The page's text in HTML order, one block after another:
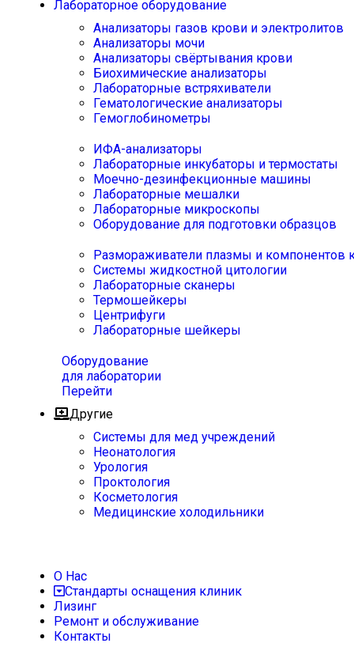
Лабораторное оборудование
Анализаторы газов крови и электролитов
Анализаторы мочи
Анализаторы свёртывания крови
Биохимические анализаторы
Лабораторные встряхиватели
Гематологические анализаторы
Гемоглобинометры
ИФА-анализаторы
Лабораторные инкубаторы и термостаты
Моечно-дезинфекционные машины
Лабораторные мешалки
Лабораторные микроскопы
Оборудование для подготовки образцов
Размораживатели плазмы и компонентов
Системы жидкостной цитологии
Лабораторные сканеры
Термошейкеры
Центрифуги
Лабораторные шейкеры
Оборудование
для лаборатории
Перейти
Другие
Системы для мед учреждений
Неонатология
Урология
Проктология
Косметология
Медицинские холодильники
О Нас
Стандарты оснащения клиник
Лизинг
Ремонт и обслуживание
Контакты